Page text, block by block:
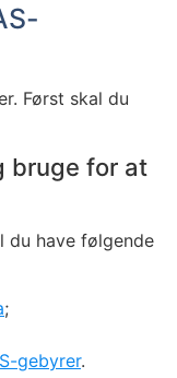
Først skal du
bruge for at
du have følgende
;
gebyrer.